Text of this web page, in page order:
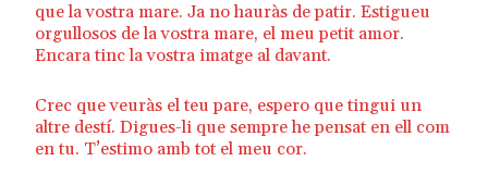
que la vostra mare. Ja no hauràs de patir. Estigueu
orgullosos de la vostra mare, el meu petit amor.
Encara tinc la vostra imatge al davant.
Crec que veuràs el teu pare, espero que tingui un
altre destí. Digues-li que sempre he pensat en ell com
en tu. T’estimo amb tot el meu cor.